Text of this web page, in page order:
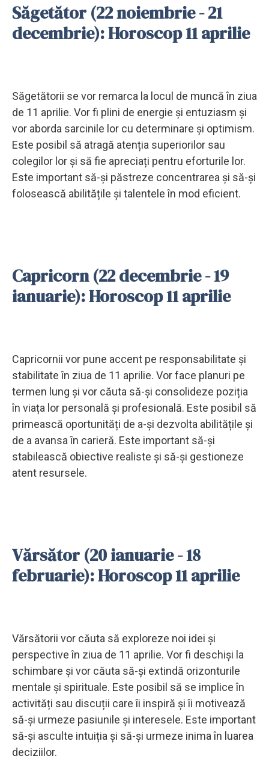
Săgetător (22 noiembrie - 21
decembrie): Horoscop 11 aprilie
Săgetătorii se vor remarca la locul de muncă în ziua
de 11 aprilie. Vor fi plini de energie și entuziasm și
vor aborda sarcinile lor cu determinare și optimism.
Este posibil să atragă atenția superiorilor sau
colegilor lor și să fie apreciați pentru eforturile lor.
Este important să-și păstreze concentrarea și să-și
folosească abilitățile și talentele în mod eficient.
Capricorn (22 decembrie - 19
ianuarie): Horoscop 11 aprilie
Capricornii vor pune accent pe responsabilitate și
stabilitate în ziua de 11 aprilie. Vor face planuri pe
termen lung și vor căuta să-și consolideze poziția
în viața lor personală și profesională. Este posibil să
primească oportunități de a-și dezvolta abilitățile și
de a avansa în carieră. Este important să-și
stabilească obiective realiste și să-și gestioneze
atent resursele.
Vărsător (20 ianuarie - 18
februarie): Horoscop 11 aprilie
Vărsătorii vor căuta să exploreze noi idei și
perspective în ziua de 11 aprilie. Vor fi deschiși la
schimbare și vor căuta să-și extindă orizonturile
mentale și spirituale. Este posibil să se implice în
activități sau discuții care îi inspiră și îi motivează
să-și urmeze pasiunile și interesele. Este important
să-și asculte intuiția și să-și urmeze inima în luarea
deciziilor.